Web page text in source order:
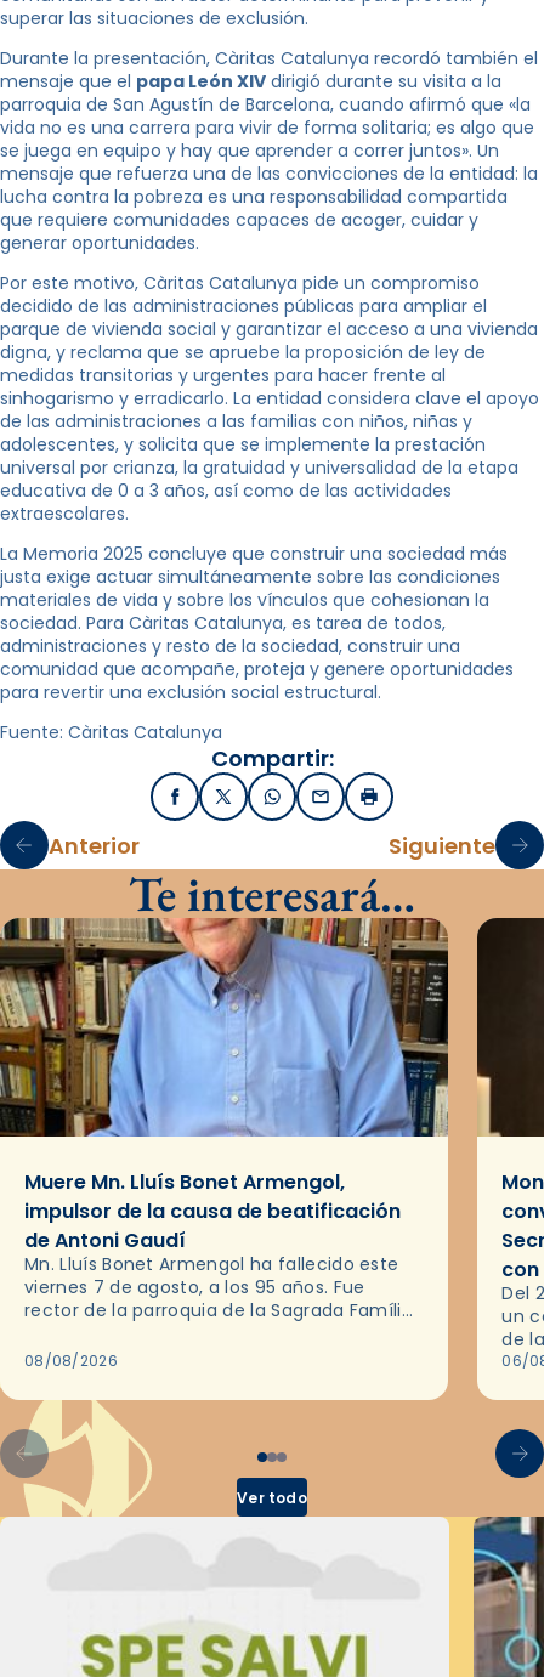
superar las situaciones de exclusión.
Durante la presentación, Càritas Catalunya recordó también el
mensaje que el papa León XIV dirigió durante su visita a la
parroquia de San Agustín de Barcelona, cuando afirmó que «la
vida no es una carrera para vivir de forma solitaria; es algo que
se juega en equipo y hay que aprender a correr juntos». Un
mensaje que refuerza una de las convicciones de la entidad: la
lucha contra la pobreza es una responsabilidad compartida
que requiere comunidades capaces de acoger, cuidar y
generar oportunidades.
Por este motivo, Càritas Catalunya pide un compromiso
decidido de las administraciones públicas para ampliar el
parque de vivienda social y garantizar el acceso a una vivienda
digna, y reclama que se apruebe la proposición de ley de
medidas transitorias y urgentes para hacer frente al
sinhogarismo y erradicarlo. La entidad considera clave el apoyo
de las administraciones a las familias con niños, niñas y
adolescentes, y solicita que se implemente la prestación
universal por crianza, la gratuidad y universalidad de la etapa
educativa de 0 a 3 años, así como de las actividades
extraescolares.
La Memoria 2025 concluye que construir una sociedad más
justa exige actuar simultáneamente sobre las condiciones
materiales de vida y sobre los vínculos que cohesionan la
sociedad. Para Càritas Catalunya, es tarea de todos,
administraciones y resto de la sociedad, construir una
comunidad que acompañe, proteja y genere oportunidades
para revertir una exclusión social estructural.
Fuente: Càritas Catalunya
Compartir:
FacebookX / TwitterWhatsApp
EmailImprimir
Anterior Siguiente
Te interesará…
Muere Mn. Lluís Bonet Armengol,
impulsor de la causa de beatificación
de Antoni Gaudí
Mn. Lluís Bonet Armengol ha fallecido este
viernes 7 de agosto, a los 95 años. Fue
rector de la parroquia de la Sagrada Família
08/08/2026
Del
un
de
en
06/
Ver todo